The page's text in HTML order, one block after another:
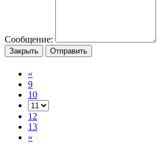
Сообщение:
Закрыть Отправить
«
9
10
12
13
»